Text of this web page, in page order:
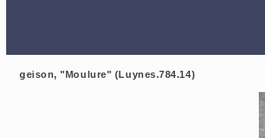
geison, "Moulure" (Luynes.784.14)